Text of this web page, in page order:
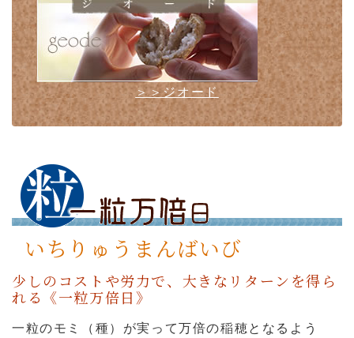
＞＞ジオード
いちりゅうまんばいび
少しのコストや労力で、大きなリターンを得ら
れる《一粒万倍日》
一粒のモミ（種）が実って万倍の稲穂となるよう